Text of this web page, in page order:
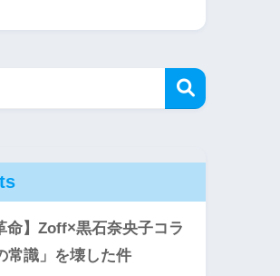
命】Zoff×黒石奈央子コラ
常識」を壊した件